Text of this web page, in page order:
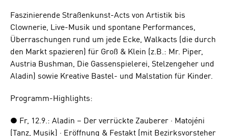
Faszinierende Straßenkunst-Acts von Artistik bis
Clownerie, Live-Musik und spontane Performances,
Überraschungen rund um jede Ecke, Walkacts (die durch
den Markt spazieren) für Groß & Klein (z.B.: Mr. Piper,
Austria Bushman, Die Gassenspielerei, Stelzengeher und
Aladin) sowie Kreative Bastel- und Malstation für Kinder.
Programm-Highlights:
● Fr, 12.9.: Aladin – Der verrückte Zauberer · Matojéni
(Tanz, Musik) · Eröffnung & Festakt (mit Bezirksvorsteher